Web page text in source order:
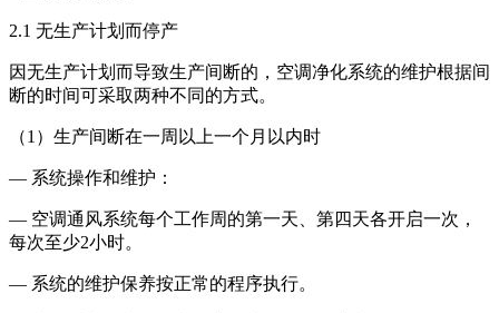
2.1 无生产计划而停产
因无生产计划而导致生产间断的，空调净化系统的维护根据间
断的时间可采取两种不同的方式。
（1）生产间断在一周以上一个月以内时
— 系统操作和维护：
— 空调通风系统每个工作周的第一天、第四天各开启一次，
每次至少2小时。
— 系统的维护保养按正常的程序执行。